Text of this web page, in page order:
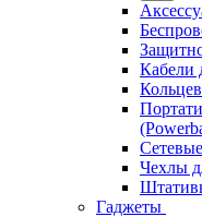
Кабели
Чехлы
Гаджеты